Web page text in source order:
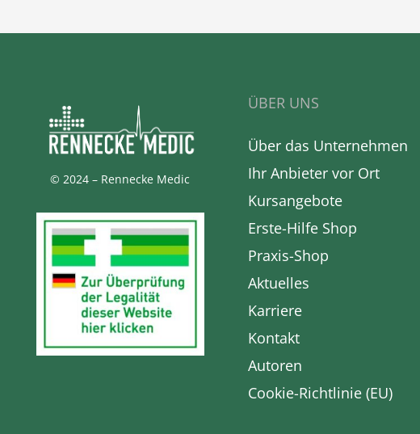
© 2024 – Rennecke Medic
ÜBER UNS
Über das Unternehmen
Ihr Anbieter vor Ort
Kursangebote
Erste-Hilfe Shop
Praxis-Shop
Aktuelles
Karriere
Kontakt
Autoren
Cookie-Richtlinie (EU)